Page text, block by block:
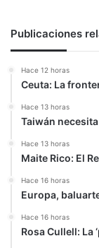
detención
Estambul
Publicaciones
Hace 12 horas
Ceuta: La
Hace 13 horas
Taiwán
Hace 13 horas
Maite Rico: El
Hace 16 horas
Europa,
Hace 16 horas
Rosa Cullell: La